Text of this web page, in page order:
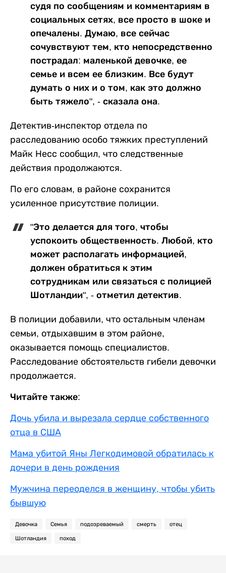
судя по сообщениям и комментариям в
социальных сетях, все просто в шоке и
опечалены. Думаю, все сейчас
сочувствуют тем, кто непосредственно
пострадал: маленькой девочке, ее
семье и всем ее близким. Все будут
думать о них и о том, как это должно
быть тяжело", - сказала она.
Детектив-инспектор отдела по
расследованию особо тяжких преступлений
Майк Несс сообщил, что следственные
действия продолжаются.
По его словам, в районе сохранится
усиленное присутствие полиции.
"Это делается для того, чтобы
успокоить общественность. Любой, кто
может располагать информацией,
должен обратиться к этим
сотрудникам или связаться с полицией
Шотландии", - отметил детектив.
В полиции добавили, что остальным членам
семьи, отдыхавшим в этом районе,
оказывается помощь специалистов.
Расследование обстоятельств гибели девочки
продолжается.
Читайте также:
Дочь убила и вырезала сердце собственного
отца в США
Мама убитой Яны Легкодимовой обратилась к
дочери в день рождения
Мужчина переоделся в женщину, чтобы убить
бывшую
Девочка Семья подозреваемый смерть отец
Шотландия поход